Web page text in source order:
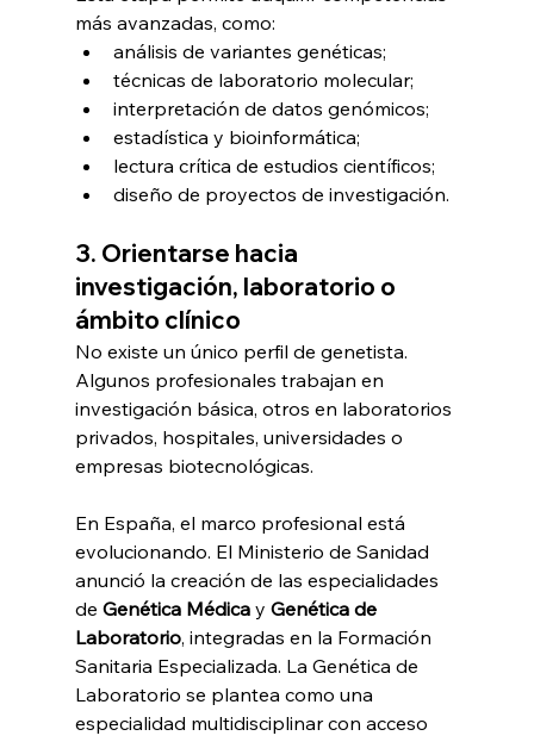
más avanzadas, como:
análisis de variantes genéticas;
técnicas de laboratorio molecular;
interpretación de datos genómicos;
estadística y bioinformática;
lectura crítica de estudios científicos;
diseño de proyectos de investigación.
3. Orientarse hacia
investigación, laboratorio o
ámbito clínico
No existe un único perfil de genetista.
Algunos profesionales trabajan en
investigación básica, otros en laboratorios
privados, hospitales, universidades o
empresas biotecnológicas.
En España, el marco profesional está
evolucionando. El Ministerio de Sanidad
anunció la creación de las especialidades
de Genética Médica y Genética de
Laboratorio, integradas en la Formación
Sanitaria Especializada. La Genética de
Laboratorio se plantea como una
especialidad multidisciplinar con acceso